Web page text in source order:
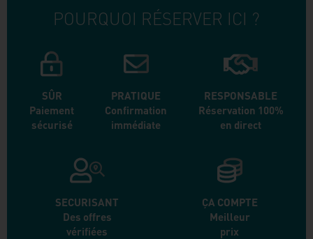
POURQUOI RÉSERVER ICI ?
SÛR
Paiement
sécurisé
PRATIQUE
Confirmation
immédiate
RESPONSABLE
Réservation 100%
en direct
SECURISANT
Des offres
vérifiées
ÇA COMPTE
Meilleur
prix